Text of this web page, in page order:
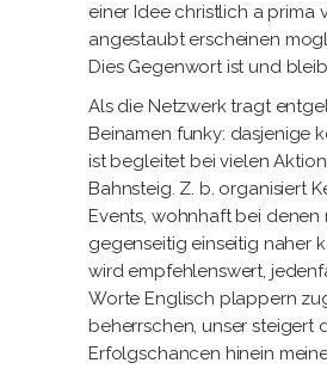
einer Idee christlich a prima
angestaubt erscheinen
Dies Gegenwort ist und
Als die Netzwerk tragt
Beinamen funky: dasjenige
ist begleitet bei vielen
Bahnsteig. Z. b. organisiert
Events, wohnhaft bei denen
gegenseitig einseitig naher
wird empfehlenswert,
Worte Englisch plappern
beherrschen, unser steigert
Erfolgschancen hinein